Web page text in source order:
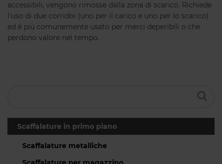
accessibili, vengono rimosse dalla zona di scarico. Richiede
l'uso di due corridoi (uno per il carico e uno per lo scarico)
ed è più comunemente usato per merci deperibili o che
perdono valore nel tempo.
Scaffalature in primo piano
Scaffalature metalliche